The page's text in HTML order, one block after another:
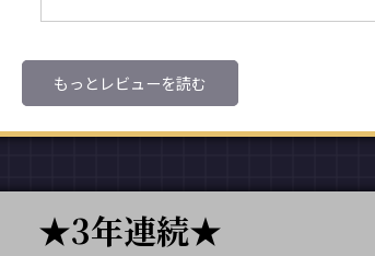
もっとレビューを読む
3年連続